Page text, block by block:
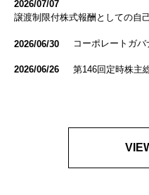
2026/07/07
譲渡制限付株式報酬としての自
2026/06/30 コーポレートガ
2026/06/26 第146回定時株主